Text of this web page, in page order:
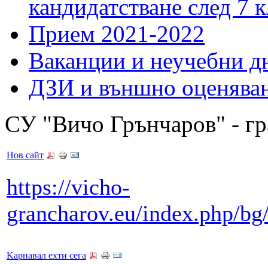
кандидатстване след 7
Прием 2021-2022
Ваканции и неучебни
ДЗИ и външно
СУ "Вичо Грънчаров" -
Нов сайт
https://vicho-
grancharov.eu/index.php/
Kарнавал ехти сега